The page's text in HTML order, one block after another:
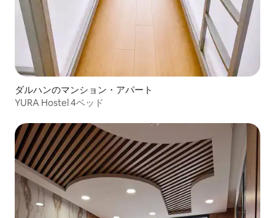
ダルハンのマンション・アパート
YURA Hostel 4ベッド